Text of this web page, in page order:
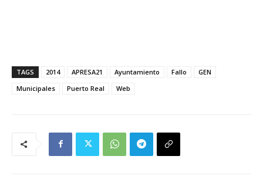
TAGS 2014 APRESA21 Ayuntamiento Fallo
GEN
Municipales
Puerto Real Web